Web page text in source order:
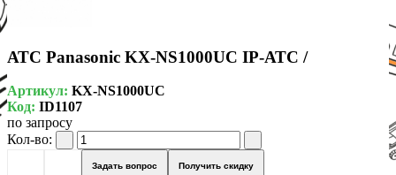
АТС Panasonic KX-NS1000UC IP-АТС /
Артикул: KX-NS1000UC
Код: ID1107
по запросу
Кол-во:
Задать вопрос Получить скидку